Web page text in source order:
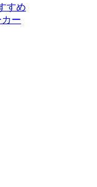
すめ
ー